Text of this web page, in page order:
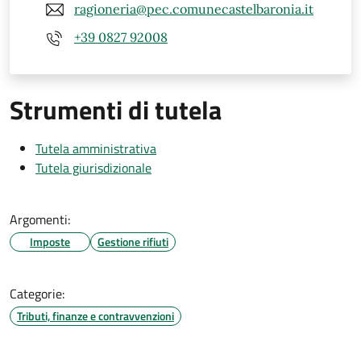
ragioneria@pec.comunecastelbaronia.it
+39 0827 92008
Strumenti di tutela
Tutela amministrativa
Tutela giurisdizionale
Argomenti:
Imposte Gestione rifiuti
Categorie:
Tributi, finanze e contravvenzioni